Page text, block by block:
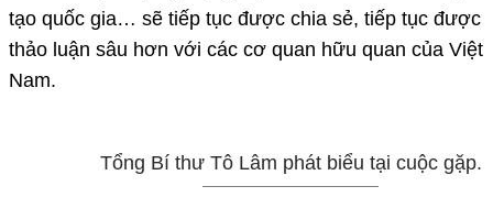
tạo quốc gia… sẽ tiếp tục được chia sẻ, tiếp tục được
thảo luận sâu hơn với các cơ quan hữu quan của Việt
Nam.
Tổng Bí thư Tô Lâm phát biểu tại cuộc gặp.